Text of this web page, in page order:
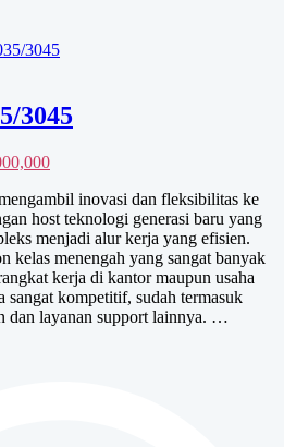
3045
Harga
ini
adalah:
Rp11,000,000.
inovasi dan fleksibilitas ke
host teknologi generasi baru yang
menjadi alur kerja yang efisien.
kelas menengah yang sangat banyak
kerja di kantor maupun usaha
sangat kompetitif, sudah termasuk
dan layanan support lainnya. …